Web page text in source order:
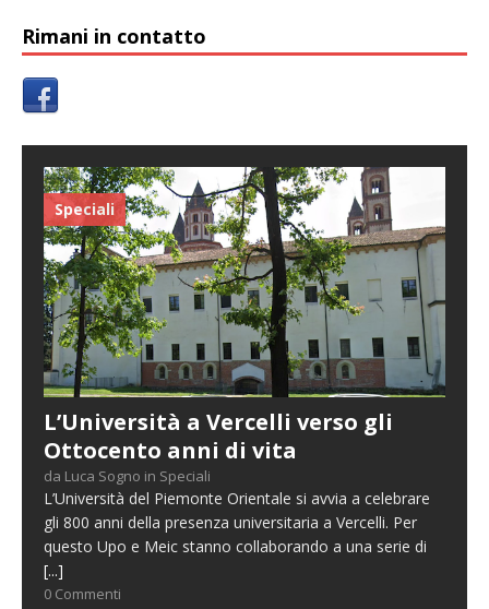
Rimani in contatto
Speciali
L’Università a Vercelli verso gli
Ottocento anni di vita
da Luca Sogno in Speciali
L’Università del Piemonte Orientale si avvia a celebrare
gli 800 anni della presenza universitaria a Vercelli. Per
questo Upo e Meic stanno collaborando a una serie di
[...]
0 Commenti